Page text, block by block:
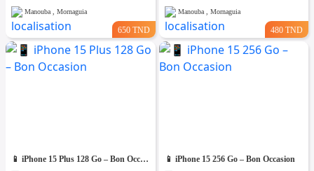
Manouba , Mornaguia
650 TND
Manouba , Mornaguia
480 TND
📱 iPhone 15 Plus 128 Go – Bon Occasion 📱 iPhone 15 256 Go – Bon Occasion